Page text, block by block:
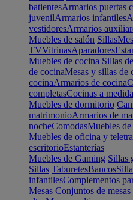
batientesArmarios puertas
juvenilArmarios infantiles
vestidoresArmarios
Muebles de salón Sillas
TVVitrinasAparadores
Muebles de cocina Sillas
de cocinaMesas y sillas de
cocinaArmarios de cocina
completasCocinas a medida
Muebles de dormitorio
matrimonioArmarios de
nocheComodasMuebles
Muebles de oficina y
escritorioEstanterías
Muebles de Gaming Sillas
Sillas TaburetesBancos
infantilesComplementos
Mesas Conjuntos de